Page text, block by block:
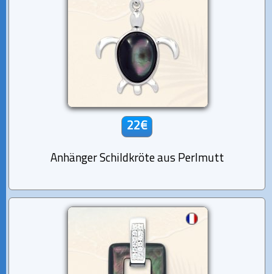
22€
Anhänger Schildkröte aus Perlmutt